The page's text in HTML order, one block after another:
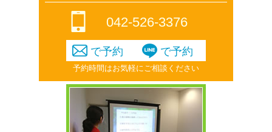
042-526-3376
で予約 で予約
予約時間はお気軽にご相談ください